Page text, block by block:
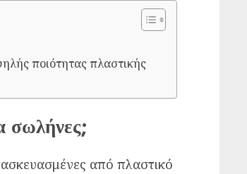
ποιότητας πλαστικής
σωλήνες;
από πλαστικό